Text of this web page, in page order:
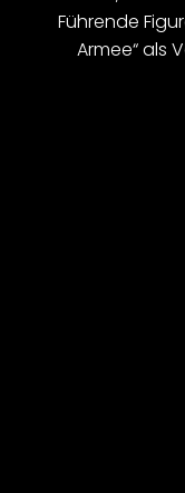
Führende
Armee“ als